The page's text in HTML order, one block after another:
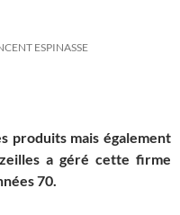
ESPINASSE
produits mais également
a géré cette firme
70.